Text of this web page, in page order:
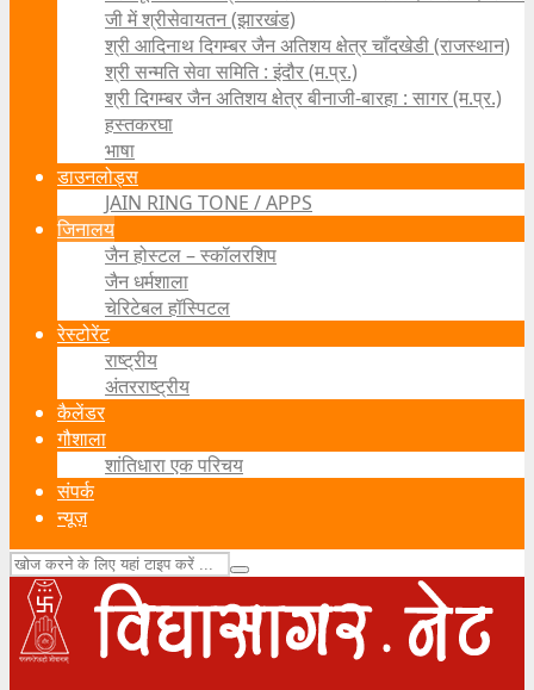
जी में श्रीसेवायतन (झारखंड)
श्री आदिनाथ दिगम्बर जैन अतिशय क्षेत्र चाँदखेडी (राजस्थान)
श्री सन्मति सेवा समिति : इंदौर (म.प्र.)
श्री दिगम्बर जैन अतिशय क्षेत्र बीनाजी-बारहा : सागर (म.प्र.)
हस्तकरघा
भाषा
डाउनलोड्स
JAIN RING TONE / APPS
जिनालय
जैन होस्टल – स्कॉलरशिप
जैन धर्मशाला
चेरिटेबल हॉस्पिटल
रेस्टोरेंट
राष्ट्रीय
अंतरराष्ट्रीय
कैलेंडर
गौशाला
शांतिधारा एक परिचय
संपर्क
न्यूज़